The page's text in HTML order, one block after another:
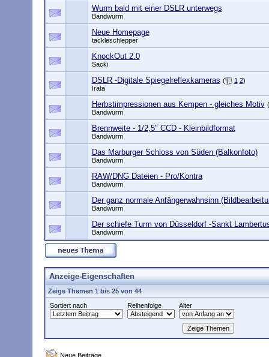
Wurm bald mit einer DSLR unterwegs
Bandwurm
Neue Homepage
tackleschlepper
KnockOut 2.0
Sacki
DSLR -Digitale Spiegelreflexkameras ( 1 2)
Irata
Herbstimpressionen aus Kempen - gleiches Motiv (
Bandwurm
Brennweite - 1/2,5" CCD - Kleinbildformat
Bandwurm
Das Marburger Schloss von Süden (Balkonfoto)
Bandwurm
RAW/DNG Dateien - Pro/Kontra
Bandwurm
Der ganz normale Anfängerwahnsinn
Bandwurm
Der schiefe Turm von Düsseldorf -Sankt
Bandwurm
Anzeige-Eigenschaften
Zeige Themen 1 bis 25 von 44
Sortiert nach
Reihenfolge Alter
Neue Beiträge